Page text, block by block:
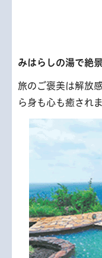
みはらしの湯で絶
旅のご褒美は解放
ら身も心も癒されま